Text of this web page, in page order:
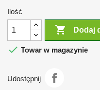
Ilość
 Dodaj
 Towar w magazynie
Udostępnij